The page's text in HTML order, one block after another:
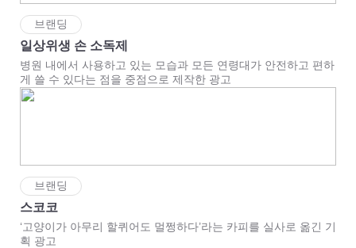
브랜딩
일상위생 손 소독제
병원 내에서 사용하고 있는 모습과 모든 연령대가 안전하고 편하
게 쓸 수 있다는 점을 중점으로 제작한 광고
브랜딩
스코코
‘고양이가 아무리 할퀴어도 멀쩡하다’라는 카피를 실사로 옮긴 기
획 광고